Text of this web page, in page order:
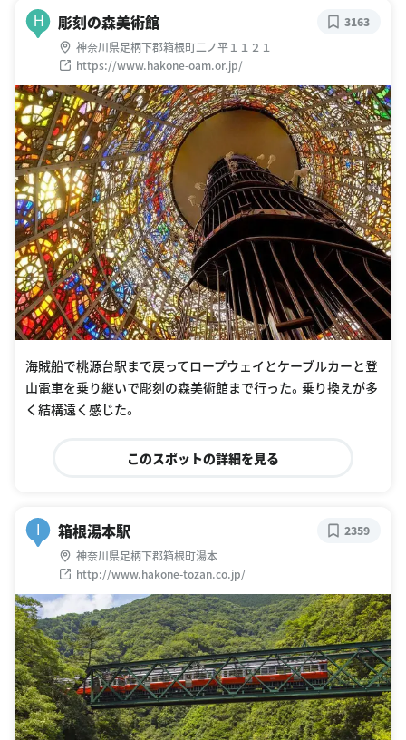
H 彫刻の森美術館
神奈川県足柄下郡箱根町二ノ平１１２１
https://www.hakone-oam.or.jp/
3163
海賊船で桃源台駅まで戻ってロープウェイとケーブルカーと登
山電車を乗り継いで彫刻の森美術館まで行った。乗り換えが多
く結構遠く感じた。
このスポットの詳細を見る
I 箱根湯本駅
神奈川県足柄下郡箱根町湯本
http://www.hakone-tozan.co.jp/
2359